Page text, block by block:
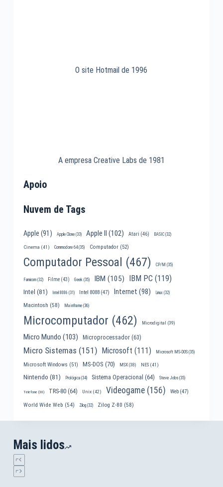
O site Hotmail de 1996
A empresa Creative Labs de 1981
Apoio
Nuvem de Tags
Apple (91) Apple Clone(33) Apple II (102) Atari (46) BASIC(32)
Cinema (41) Commodore 64(35) Computador(52)
Computador Pessoal (467) CP/M (35)
Famicom(32) Filme(43) Geek (35) IBM (105) IBM PC (119)
Intel (81) Intel 8086 (31) Intel 8088(47) Internet (98) Linux(32)
Macintosh (58) Mainframe(36)
Microcomputador (462) Microdigital (39)
Micro Mundo (103) Microprocessador(63)
Micro Sistemas (151) Microsoft (111) Microsoft MS-DOS(35)
Microsoft Windows (51) MS-DOS (70) MSX(38) NES(41)
Nintendo (81) Prológica(34) Sistema Operacional (64) Steve Jobs(35)
Telefone (30) TRS-80(64) Unix(42) Videogame(156) Web(47)
World Wide Web (54) Zilog(32) Zilog Z-80 (58)
Mais lidos